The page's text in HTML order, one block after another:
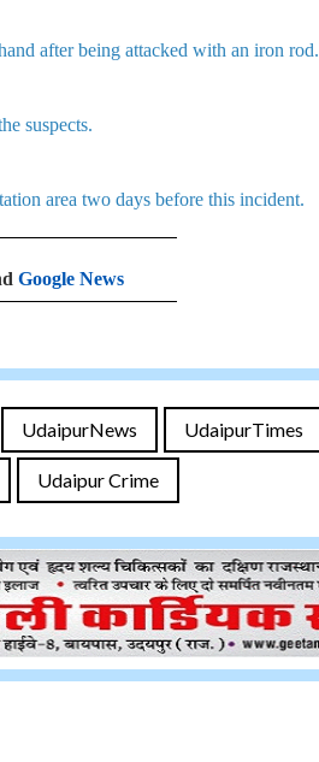
after being attacked with an iron rod.
suspects.
area two days before this incident.
Google News
UdaipurNews UdaipurTimes
Udaipur Crime